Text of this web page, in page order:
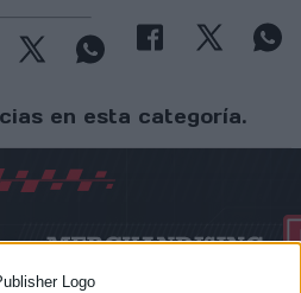
en esta categoría.